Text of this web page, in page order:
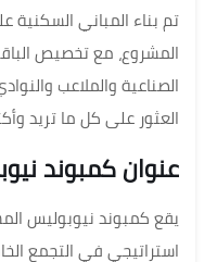
المشروع، مع تخصيص
الصناعية والملاعب
العثور على كل ما تريد
عنوان كمبوند
يقع كمبوند نيوبوليس
استراتيجي في التجمع